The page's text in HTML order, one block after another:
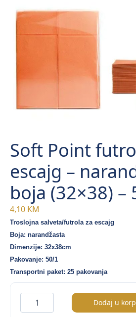
Soft Point
escajg –
boja (32×38) –
4,10 KM
Troslojna salveta/futrola za escajg
Boja: narandžasta
Dimenzije: 32x38cm
Pakovanje: 50/1
Transportni paket: 25 pakovanja
Point
Dodaj u